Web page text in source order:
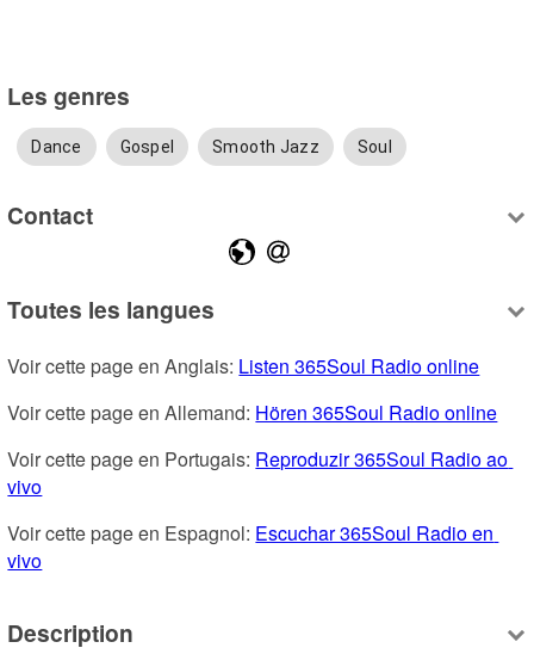
Les genres
Dance Gospel Smooth Jazz Soul
Contact
Toutes les langues
Voir cette page en Anglais: Listen 365Soul Radio online
Voir cette page en Allemand: Hören 365Soul Radio online
Voir cette page en Portugais: Reproduzir 365Soul Radio ao
vivo
Voir cette page en Espagnol: Escuchar 365Soul Radio en
vivo
Description